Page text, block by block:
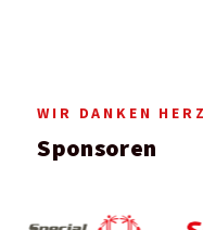
WIR DANKEN
Sponsoren